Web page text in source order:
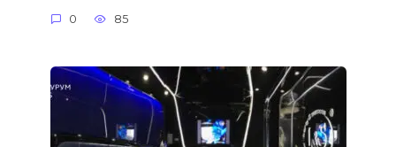
0 85